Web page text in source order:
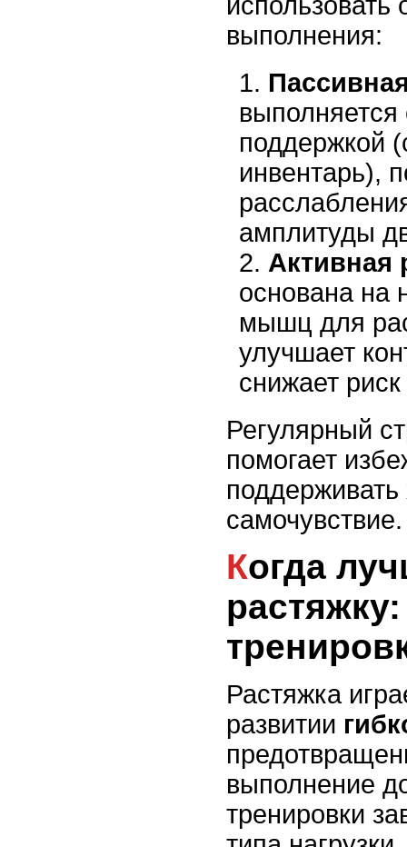
выполнения:
поддержкой
инвентарь),
амплитуды
Активная
основана на
мышц для
улучшает
снижает
Регулярный
помогает
самочувствие.
Когда лучше выполнять
Растяжка
развитии
выполнение
тренировки